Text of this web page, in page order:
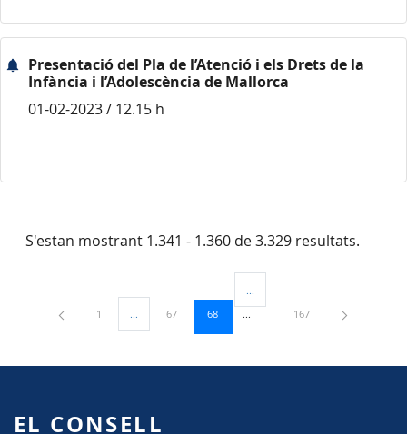
Presentació del Pla de l’Atenció i els Drets de la
Infància i l’Adolescència de Mallorca
01-02-2023 / 12.15 h
S'estan mostrant 1.341 - 1.360 de 3.329 resultats.
Pàgina
1 ...Pàgines intermèdies Utilitzeu TAB per navegar.
Pàgina
67 Pàgina
68
Pàgines intermèdies Utilitzeu
Pàgina
167
EL CONSELL